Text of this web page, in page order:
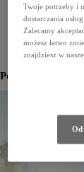
Centrum
Centrum
i inżynierii
roli procesów
badawczych,
Powiązane
Twoje potrzeby i
dostarczania
Zalecamy
możesz łatwo
znajdziesz w